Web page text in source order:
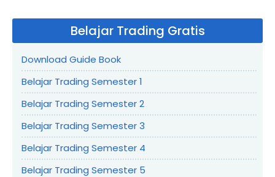
Belajar Trading Gratis
Download Guide Book
Belajar Trading Semester 1
Belajar Trading Semester 2
Belajar Trading Semester 3
Belajar Trading Semester 4
Belajar Trading Semester 5